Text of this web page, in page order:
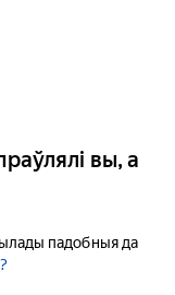
вы, а
падобныя да